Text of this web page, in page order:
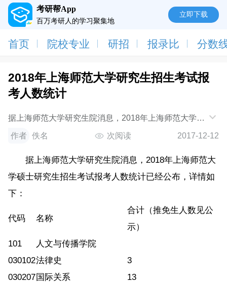
考研帮App
百万考研人的学习聚集地
立即下载
首页 院校专业 研招 报录比 分数
2018年上海师范大学研究生招生考试报
考人数统计
据上海师范大学研究生院消息，2018年上海师范大学硕
士研究生招生考试报考人数统计已经公布，详情如下：
代码名称合计（推免生人数见公示）101人文
作者 佚名 次阅读 2017-12-12
据上海师范大学研究生院消息，2018年上海师范大
学硕士研究生招生考试报考人数统计已经公布，详情如
下：
代码 名称
合计（推免生人数见公
示）
101
人文与传播学院
030102法律史
3
030207国际关系
13